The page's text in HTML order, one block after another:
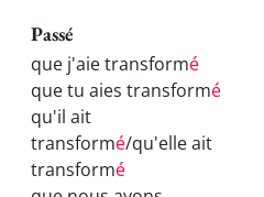
Passé
que j'aie transformé
que tu aies transformé
qu'il ait
transformé/qu'elle ait
transformé